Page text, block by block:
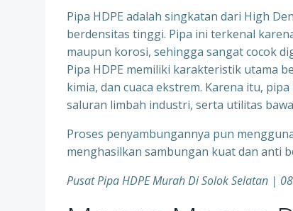
Pipa HDPE adalah singkatan dari High
berdensitas tinggi. Pipa ini terkenal
maupun korosi, sehingga sangat cocok
Pipa HDPE memiliki karakteristik utama
kimia, dan cuaca ekstrem. Karena itu,
saluran limbah industri, serta utilitas
Proses penyambungannya pun
menghasilkan sambungan kuat dan anti
Pusat Pipa HDPE Murah Di Solok Selatan |